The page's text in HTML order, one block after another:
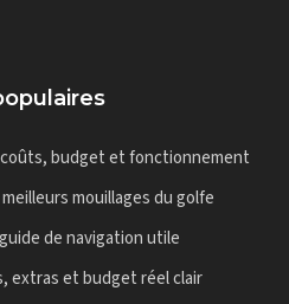
coûts, budget et fonctionnement
mouillages du golfe
de navigation utile
extras et budget réel clair